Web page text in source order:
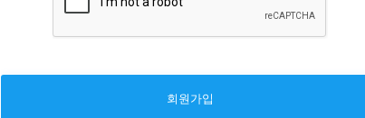
제2조 (용어의 정의)
① 본 약관에서 사용하는 용어의 정의는 다음과 같습니다.
1. 서비스: 회사가 본 약관에 따라 데스크톱용, 랩탑용, 모바일용 어
비스 분석 및 통계에 따른 맞춤 서비스 제공 및 광고 게재 등
4. 콘텐츠 등 기존 서비스 제공(광고 포함)에 더하여, 인구통계학적
제공 등 신규 서비스 요소의 발굴 및 기존 서비스 개선